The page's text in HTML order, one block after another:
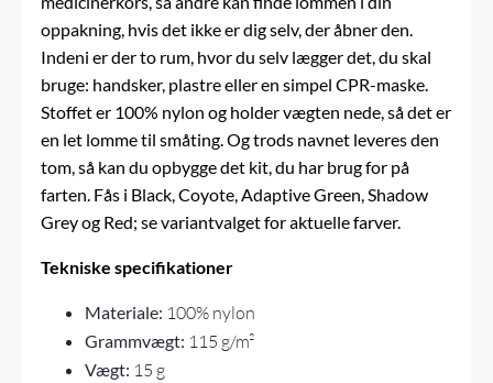
oppakning, hvis det ikke er dig selv, der åbner den.
Indeni er der to rum, hvor du selv lægger det, du skal
bruge: handsker, plastre eller en simpel CPR-maske.
Stoffet er 100% nylon og holder vægten nede, så det er
en let lomme til småting. Og trods navnet leveres den
tom, så kan du opbygge det kit, du har brug for på
farten. Fås i Black, Coyote, Adaptive Green, Shadow
Grey og Red; se variantvalget for aktuelle farver.
Tekniske specifikationer
Materiale: 100% nylon
Grammvægt: 115 g/m²
Vægt: 15 g